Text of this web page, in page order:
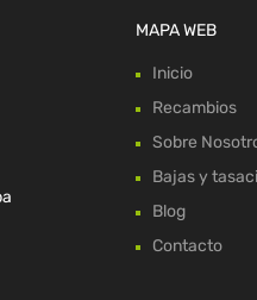
MAPA WEB
Inicio
Recambios
Sobre
Bajas y
Blog
Contacto